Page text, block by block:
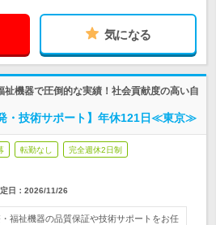
気になる
祉機器で圧倒的な実績！社会貢献度の高い自
・技術サポート】年休121日≪東京≫
転勤なし 完全週休2日制
日： 2026/11/26
福祉機器の品質保証や技術サポートをお任